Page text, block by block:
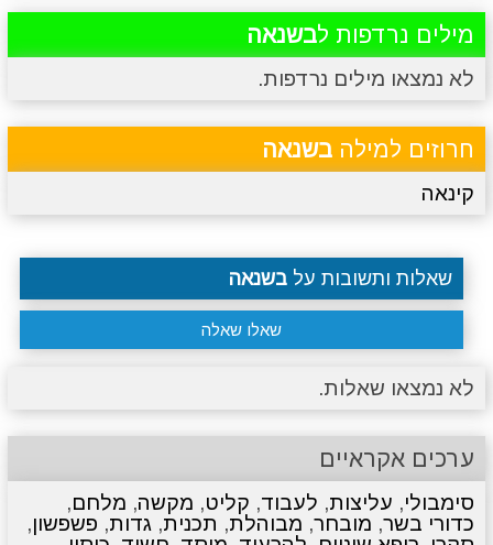
יצירה משחקי בנות אשליות חדשות
מילים נרדפות לבשנאה
לא נמצאו מילים נרדפות.
חרוזים למילה בשנאה
קינאה
שאלות ותשובות על בשנאה
שאלו שאלה
לא נמצאו שאלות.
ערכים אקראיים
סימבולי, עליצות, לעבוד, קליט, מקשה, מלחם,
כדורי בשר, מובחר, מבוהלת, תכנית, גדות, פשפשון,